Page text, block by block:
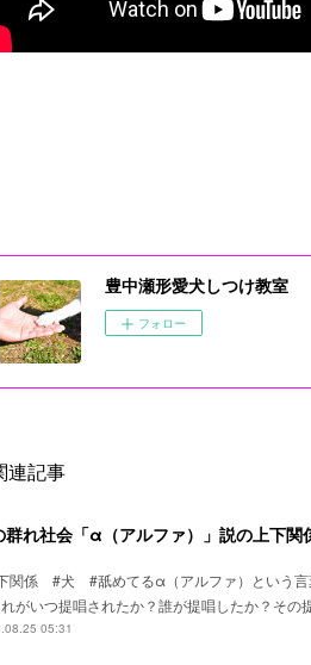
豊中瀬形愛犬しつけ教室
フォロー
連記事
群れ社会「α（アルファ）」説の上下関
関係 #犬 #舐めてるα（アルファ）という言
がいつ提唱されたか？誰が提唱したか？そ
05:31